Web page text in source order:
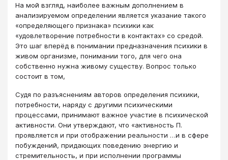
На мой взгляд, наиболее важным дополнением в
анализируемом определении является указание такого
«определяющего признака» психики как
«удовлетворение потребности в контактах» со средой.
Это шаг вперёд в понимании предназначения психики в
живом организме, понимании того, для чего она
собственно нужна живому существу. Вопрос только
состоит в том,
Судя по разъяснениям авторов определения психики,
потребности, наряду с другими психическими
процессами, принимают важное участие в психической
активности. Они утверждают, что «активность П.
проявляется и при отображении реальности …и в сфере
побуждений, придающих поведению энергию и
стремительность, и при исполнении программы